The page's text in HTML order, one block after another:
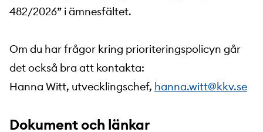
482/2026” i ämnesfältet.
Om du har frågor kring prioriteringspolicyn går
det också bra att kontakta:
Hanna Witt, utvecklingschef, hanna.witt@kkv.se
Dokument och länkar